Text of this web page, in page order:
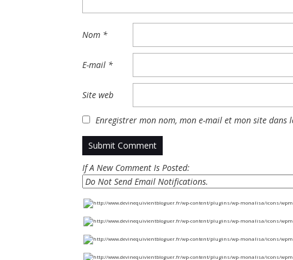
Nom *
E-mail *
Site web
Enregistrer mon nom, mon e-mail et mon site
If A New Comment Is Posted: